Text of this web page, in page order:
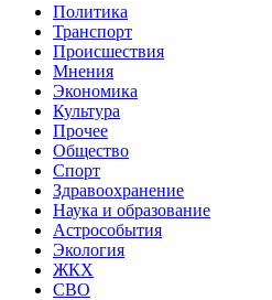
Политика
Транспорт
Происшествия
Мнения
Экономика
Культура
Прочее
Общество
Спорт
Здравоохранение
Наука и образование
Астрособытия
Экология
ЖКХ
СВО